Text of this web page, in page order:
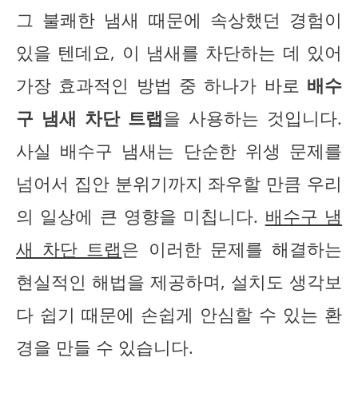
그 불쾌한 냄새 때문에 속상했던 경험이
있을 텐데요, 이 냄새를 차단하는 데 있어
가장 효과적인 방법 중 하나가 바로 배수
구 냄새 차단 트랩을 사용하는 것입니다.
사실 배수구 냄새는 단순한 위생 문제를
넘어서 집안 분위기까지 좌우할 만큼 우리
의 일상에 큰 영향을 미칩니다. 배수구 냄
새 차단 트랩은 이러한 문제를 해결하는
현실적인 해법을 제공하며, 설치도 생각보
다 쉽기 때문에 손쉽게 안심할 수 있는 환
경을 만들 수 있습니다.